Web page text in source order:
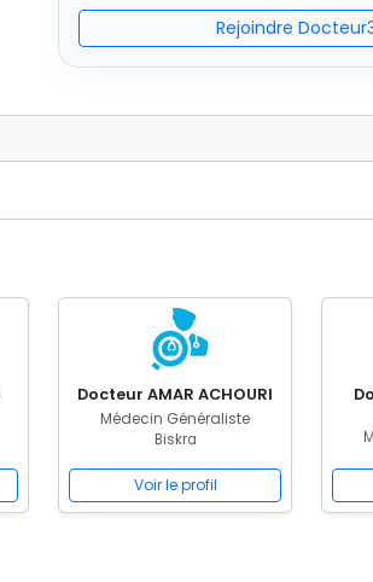
Rejoindre
Docteur AMAR ACHOURI
Médecin Généraliste
Biskra
Voir le profil